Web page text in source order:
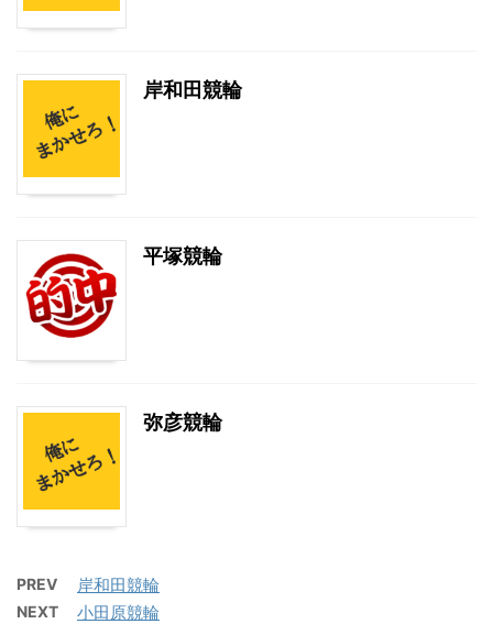
岸和田競輪
平塚競輪
弥彦競輪
PREV 岸和田競輪
NEXT 小田原競輪